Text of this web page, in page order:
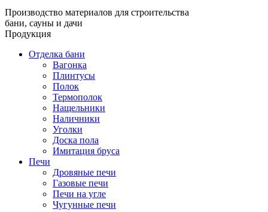
Производство материалов для строительства
бани, сауны и дачи
Продукция
Отделка бани
Вагонка
Плинтусы
Полок
Термополок
Нащельники
Наличники
Уголки
Доска пола
Имитация бруса
Печи
Дровяные печи
Газовые печи
Печи на угле
Чугунные печи